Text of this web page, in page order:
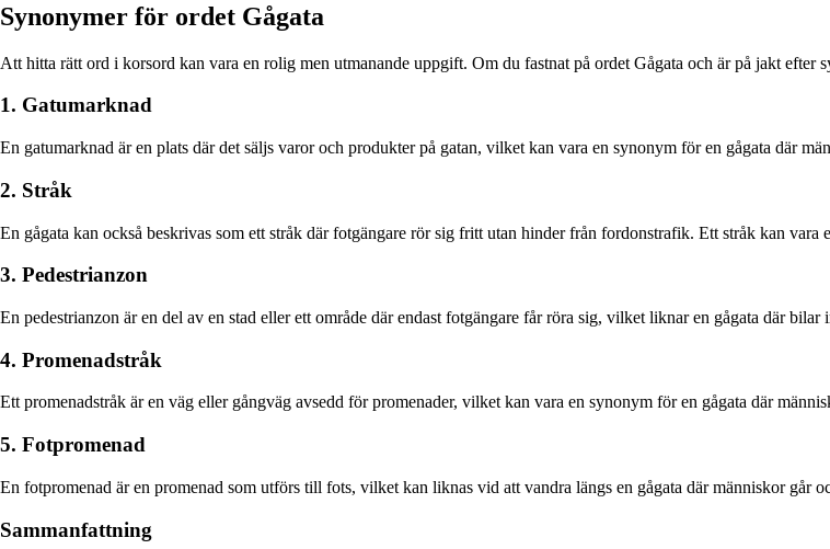
Synonymer för ordet Gågata
Att hitta rätt ord i korsord kan vara en rolig men utmanande uppgift. Om du fastnat på ordet Gågata och är på jakt
1. Gatumarknad
En gatumarknad är en plats där det säljs varor och produkter på gatan, vilket kan vara en synonym för en gågata där
2. Stråk
En gågata kan också beskrivas som ett stråk där fotgängare rör sig fritt utan hinder från fordonstrafik. Ett stråk kan
3. Pedestrianzon
En pedestrianzon är en del av en stad eller ett område där endast fotgängare får röra sig, vilket liknar en gågata där
4. Promenadstråk
Ett promenadstråk är en väg eller gångväg avsedd för promenader, vilket kan vara en synonym för en gågata där
5. Fotpromenad
En fotpromenad är en promenad som utförs till fots, vilket kan liknas vid att vandra längs en gågata där människor går
Sammanfattning